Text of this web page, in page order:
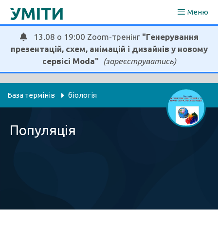
Перейти
Меню
13.08 о 19:00 Zoom-тренінг "Генерування
презентацій, схем, анімацій і дизайнів у новому
сервісі Moda"
(зареєструватись)
База термінів біологія
Популяція